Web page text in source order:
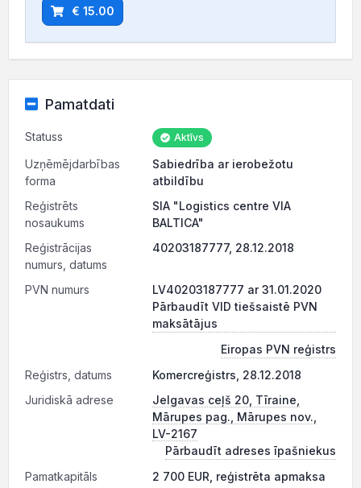
€ 15.00
Pamatdati
Statuss Aktīvs
Uzņēmējdarbības
forma
Sabiedrība ar ierobežotu
atbildību
Reģistrēts
nosaukums
SIA "Logistics centre VIA
BALTICA"
Reģistrācijas
numurs, datums
40203187777, 28.12.2018
PVN numurs
LV40203187777 ar 31.01.2020
Pārbaudīt VID tiešsaistē PVN
maksātājus
Eiropas PVN reģistrs
Reģistrs, datums
Komercreģistrs, 28.12.2018
Juridiskā adrese
Jelgavas ceļš 20, Tīraine,
Mārupes pag., Mārupes nov.,
LV-2167
Pārbaudīt adreses īpašniekus
Pamatkapitāls
2 700 EUR, reģistrēta apmaksa